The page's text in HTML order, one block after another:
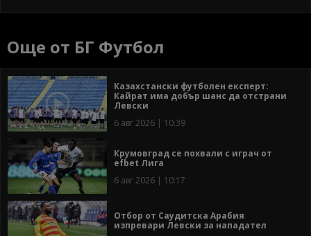
Още от БГ Футбол
Казахстански футболен експерт:
Кайрат има добър шанс да отстрани
Левски
6 авг 2026 | 10:39
Крумовград се похвали с играч от
efbet Лига
6 авг 2026 | 10:17
Отбор от Саудитска Арабия
изпревари Левски за нападател